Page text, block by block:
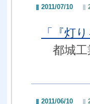
2011/07/10
「『灯
都城工
2011/06/10